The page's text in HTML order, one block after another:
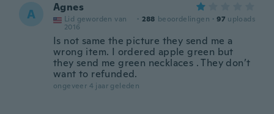
A Agnes
Lid geworden van
2016
· 288 beoordelingen · 97 uploads
Is not same the picture they send me a
wrong item. I ordered apple green but
they send me green necklaces . They don’t
want to refunded.
ongeveer 4 jaar geleden